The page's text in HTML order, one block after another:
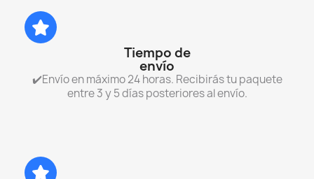
Tiempo de
envío
✔️Envío en máximo 24 horas. Recibirás tu paquete
entre 3 y 5 días posteriores al envío.